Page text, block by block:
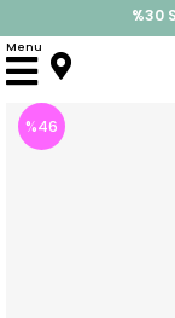
%30
Menu
Anasayfa
%46